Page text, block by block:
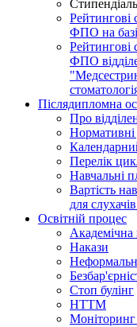
Рейтингові
ФПО на
Рейтингові
ФПО
Післядипломна
Про
Перелік
Навчальні
Вартість
для
Освітній процес
Академічна
Накази
Стоп булінг
НТТМ
Моніторинг